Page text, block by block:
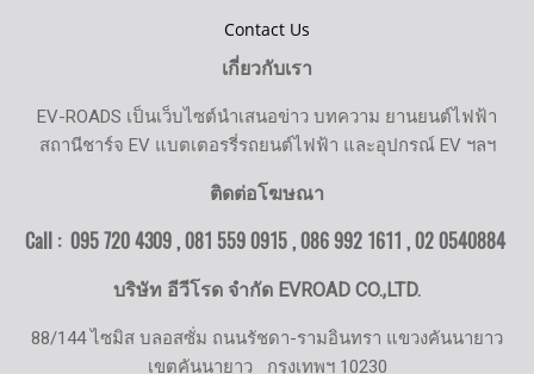
Contact Us
เกี่ยวกับเรา
EV-ROADS เป็นเว็บไซต์นำเสนอข่าว บทความ ยานยนต์ไฟฟ้า
สถานีชาร์จ EV แบตเตอรรี่รถยนต์ไฟฟ้า และอุปกรณ์ EV ฯลฯ
ติดต่อโฆษณา
Call : 095 720 4309 , 081 559 0915 , 086 992 1611 ,02 0540884
บริษัท อีวีโรด จำกัด EVROAD CO.,LTD.
88/144 ไซมิส บลอสซั่ม ถนนรัชดา-รามอินทรา แขวงคันนายาว
เขตคันนายาว กรุงเทพฯ 10230